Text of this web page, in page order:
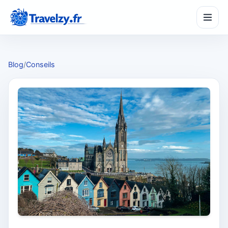
☀️ SeasonPass
Partir à la bonne saison
🗺️ TripMaker
Créer un itinéraire
€ BudgetZy
Estimer son budget
Blog/Conseils